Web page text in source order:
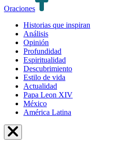
Oraciones
Historias que inspiran
Análisis
Opinión
Profundidad
Espiritualidad
Descubrimiento
Estilo de vida
Actualidad
Papa Leon XIV
México
América Latina